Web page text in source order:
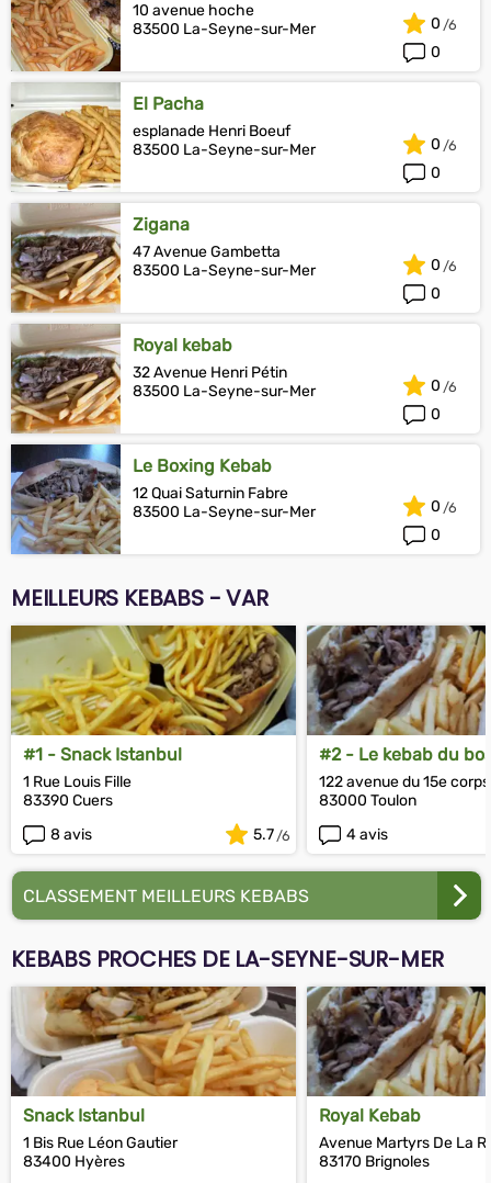
10 avenue hoche
83500 La-Seyne-sur-Mer
0
0
El Pacha
esplanade Henri Boeuf
83500 La-Seyne-sur-Mer
0
0
Zigana
47 Avenue Gambetta
83500 La-Seyne-sur-Mer
0
0
Royal kebab
32 Avenue Henri Pétin
83500 La-Seyne-sur-Mer
0
0
Le Boxing Kebab
12 Quai Saturnin Fabre
83500 La-Seyne-sur-Mer
0
0
MEILLEURS KEBABS - VAR
#1 - Snack Istanbul
1 Rue Louis Fille
83390 Cuers
8 avis
5.7
#2 - Le kebab du
122 avenue du 15e corps
83000 Toulon
4 avis
CLASSEMENT MEILLEURS KEBABS
KEBABS PROCHES DE LA-SEYNE-SUR-MER
Snack Istanbul
1 Bis Rue Léon Gautier
83400 Hyères
Royal Kebab
Avenue Martyrs De La
83170 Brignoles